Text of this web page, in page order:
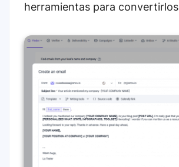
herramientas para